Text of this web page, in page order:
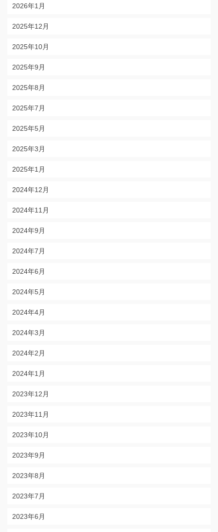
2026年1月
2025年12月
2025年10月
2025年9月
2025年8月
2025年7月
2025年5月
2025年3月
2025年1月
2024年12月
2024年11月
2024年9月
2024年7月
2024年6月
2024年5月
2024年4月
2024年3月
2024年2月
2024年1月
2023年12月
2023年11月
2023年10月
2023年9月
2023年8月
2023年7月
2023年6月